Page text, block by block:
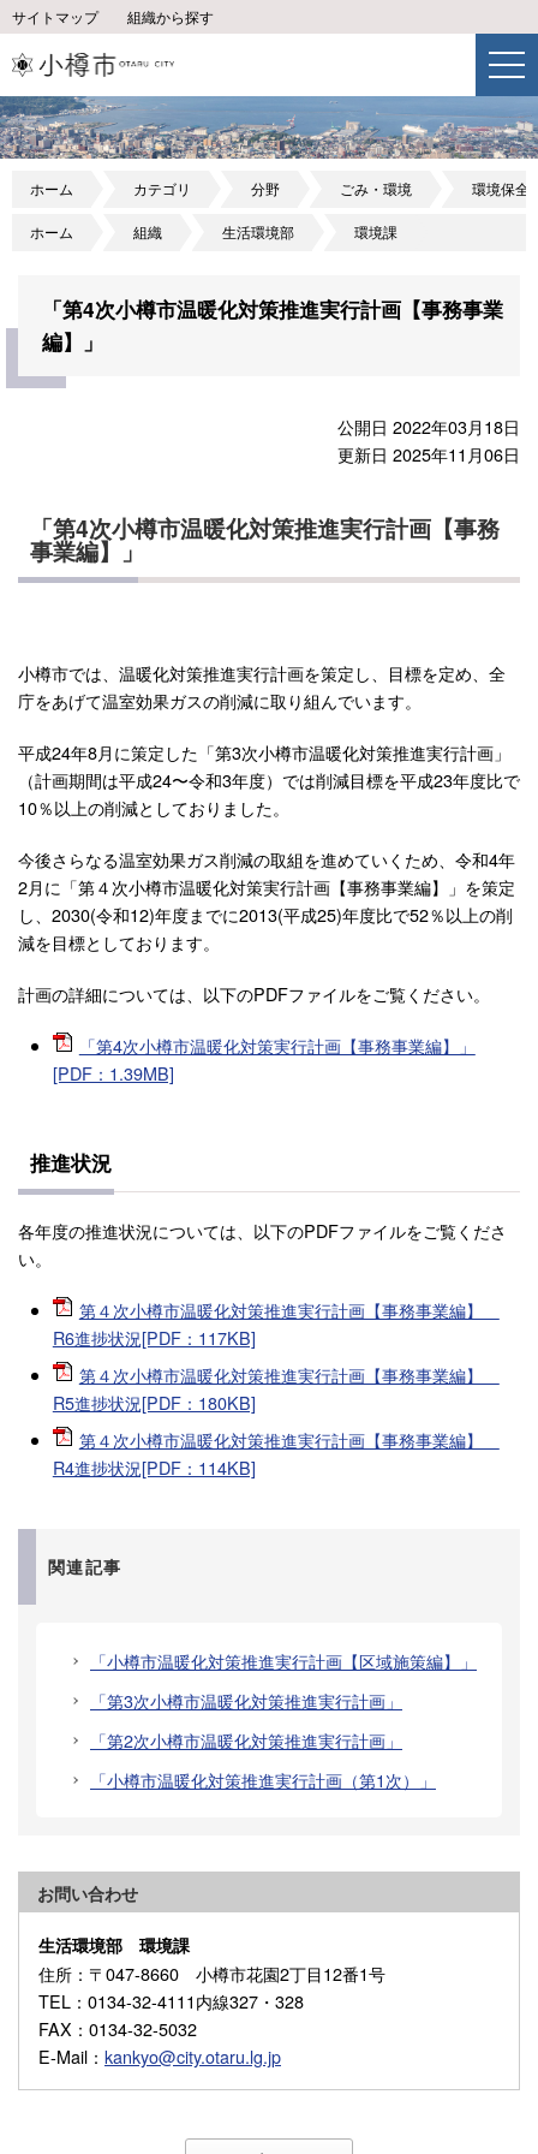
サイトマップ 組織から探す
ホーム カテゴリ 分野 ごみ・環境 環境保全
ホーム 組織 生活環境部 環境課
「第4次小樽市温暖化対策推進実行計画【事務事業
編】」
公開日 2022年03月18日
更新日 2025年11月06日
「第4次小樽市温暖化対策推進実行計画【事務
事業編】」
小樽市では、温暖化対策推進実行計画を策定し、目標を定め、全
庁をあげて温室効果ガスの削減に取り組んでいます。
平成24年8月に策定した「第3次小樽市温暖化対策推進実行計画」
（計画期間は平成24〜令和3年度）では削減目標を平成23年度比で
10％以上の削減としておりました。
今後さらなる温室効果ガス削減の取組を進めていくため、令和4年
2月に「第４次小樽市温暖化対策実行計画【事務事業編】」を策定
し、2030(令和12)年度までに2013(平成25)年度比で52％以上の削
減を目標としております。
計画の詳細については、以下のPDFファイルをご覧ください。
「第4次小樽市温暖化対策実行計画【事務事業編】」
[PDF：1.39MB]
推進状況
各年度の推進状況については、以下のPDFファイルをご覧くださ
い。
第４次小樽市温暖化対策推進実行計画【事務事業編】
R6進捗状況[PDF：117KB]
第４次小樽市温暖化対策推進実行計画【事務事業編】
R5進捗状況[PDF：180KB]
第４次小樽市温暖化対策推進実行計画【事務事業編】
R4進捗状況[PDF：114KB]
関連記事
「小樽市温暖化対策推進実行計画【区域施策編】」
「第3次小樽市温暖化対策推進実行計画」
「第2次小樽市温暖化対策推進実行計画」
「小樽市温暖化対策推進実行計画（第1次）」
お問い合わせ
生活環境部 環境課
住所 ：〒047-8660 小樽市花園2丁目12番1号
TEL ：0134-32-4111内線327・328
FAX ：0134-32-5032
E-Mail ： kankyo@city.otaru.lg.jp